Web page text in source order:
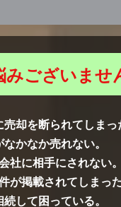
ございませ
却を断られてしまっ
かなか売れない。
社に相手にされない。
が掲載されてしまった
して困っている。